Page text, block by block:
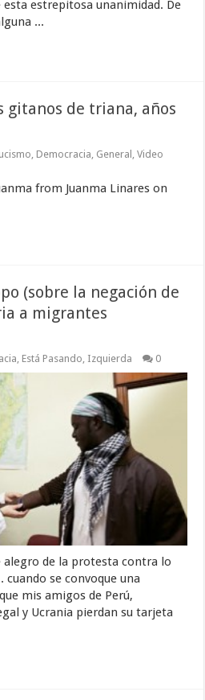
estrepitosa unanimidad. De
...
gitanos de triana, años
Democracia General ,Video
from Juanma Linares on
(sobre la negación de
a migrantes
Está Pasando Izquierda 0
alegro de la protesta contra lo
se convoque una
mis amigos de Perú,
y Ucrania pierdan su tarjeta